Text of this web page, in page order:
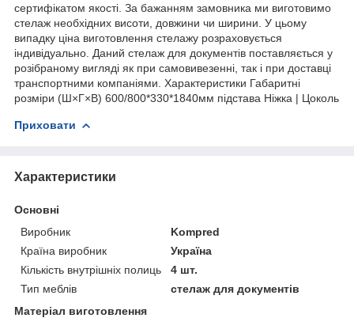
сертифікатом якості. За бажанням замовника ми виготовимо
стелаж необхідних висоти, довжини чи ширини. У цьому
випадку ціна виготовлення стелажу розраховується
індивідуально. Даний стелаж для документів поставляється у
розібраному вигляді як при самовивезенні, так і при доставці
транспортними компаніями. Характеристики Габаритні
розміри (Ш×Г×В) 600/800*330*1840мм підстава Ніжка | Цоколь
Приховати
Характеристики
Основні
Виробник
Kompred
Країна виробник
Україна
Кількість внутрішніх полиць
4 шт.
Тип меблів
стелаж для документів
Матеріал виготовлення